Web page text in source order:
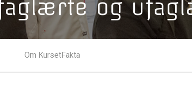
og
Om KursetFakta